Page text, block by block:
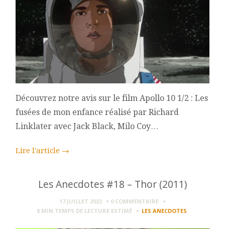
MON
ENFANCE
(2022)
RICHARD
LINKLATER
Découvrez notre avis sur le film Apollo 10 1/2 : Les
fusées de mon enfance réalisé par Richard
Linklater avec Jack Black, Milo Coy…
Lire l'article →
Les Anecdotes #18 – Thor (2011)
17 JUILLET 2022
0 COMMENTAIRE
8 MIN TEMPS DE LECTURE ESTIMÉ LES ANECDOTES